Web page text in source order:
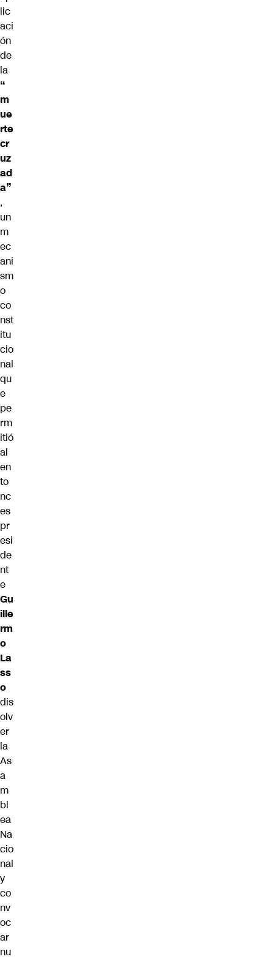
lic
aci
ón
de
la
“
m
ue
rte
cr
uz
ad
a”
,
un
m
ec
ani
sm
o
co
nst
itu
cio
nal
qu
e
pe
rm
itió
al
en
to
nc
es
pr
esi
de
nt
e
Gu
ille
rm
o
La
ss
o
dis
olv
er
la
As
a
m
bl
ea
Na
cio
nal
y
co
nv
oc
ar
nu